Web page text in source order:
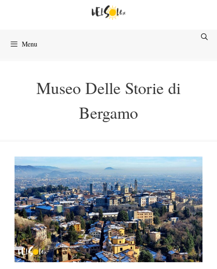
Menu
Museo Delle Storie di
Bergamo